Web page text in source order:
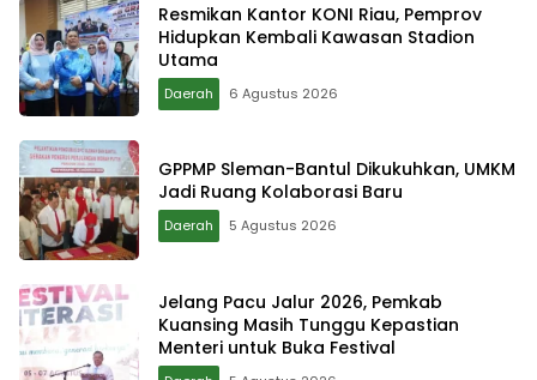
Resmikan Kantor KONI Riau, Pemprov
Hidupkan Kembali Kawasan Stadion
Utama
Daerah 6 Agustus 2026
GPPMP Sleman-Bantul Dikukuhkan, UMKM
Jadi Ruang Kolaborasi Baru
Daerah 5 Agustus 2026
Jelang Pacu Jalur 2026, Pemkab
Kuansing Masih Tunggu Kepastian
Menteri untuk Buka Festival